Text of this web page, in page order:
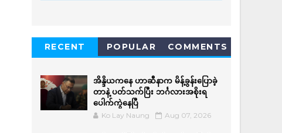
RECENT POPULAR COMMENTS
အိန္ဒိယကနေ ဟာဆီနာက မိန့်ခွန်းပြောခဲ့
တာနဲ့ ပတ်သက်ပြီး ဘင်္ဂလားအစိုးရ
ပေါက်ကွဲနေပြီ
Ko Lay Naung Aug 07, 2026